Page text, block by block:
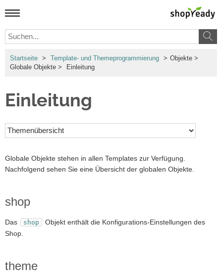
Startseite > Template- und Themeprogrammierung > Objekte >
Globale Objekte > Einleitung
Einleitung
Globale Objekte stehen in allen Templates zur Verfügung.
Nachfolgend sehen Sie eine Übersicht der globalen Objekte.
shop
Das shop
Objekt enthält die Konfigurations-Einstellungen des
Shop.
theme